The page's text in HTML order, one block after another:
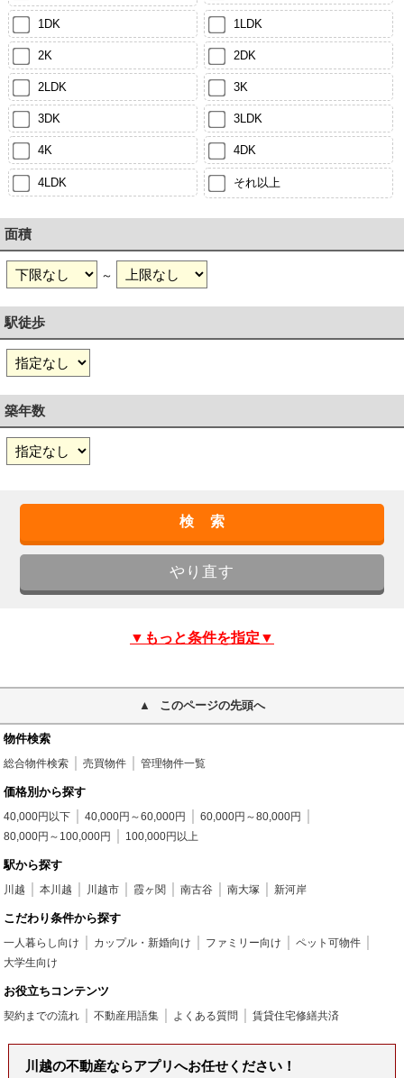
1DK 1LDK
2K 2DK
2LDK 3K
3DK 3LDK
4K 4DK
4LDK それ以上
面積
～
駅徒歩
築年数
▼もっと条件を指定▼
このページの先頭へ
物件検索
総合物件検索 売買物件 管理物件一覧
価格別から探す
40,000円以下 40,000円～60,000円
60,000円～80,000円
80,000円～100,000円
100,000円以上
駅から探す
川越 本川越 川越市 霞ヶ関 南古谷 南大塚 新河岸
こだわり条件から探す
一人暮らし向け カップル・新婚向け ファミリー向け
ペット可物件
大学生向け
お役立ちコンテンツ
契約までの流れ 不動産用語集 よくある質問 賃貸住宅修繕共済
川越の不動産ならアプリへお任せください！